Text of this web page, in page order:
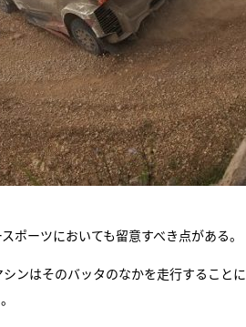
ポーツにおいても留意すべき点がある。
ンはそのバッタのなかを走行すること